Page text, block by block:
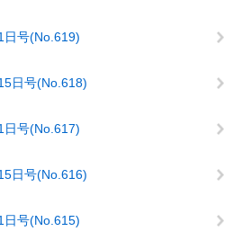
号(No.619)
日号(No.618)
号(No.617)
日号(No.616)
号(No.615)